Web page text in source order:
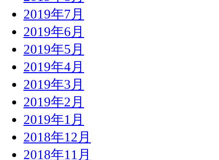
2019年7月
2019年6月
2019年5月
2019年4月
2019年3月
2019年2月
2019年1月
2018年12月
2018年11月